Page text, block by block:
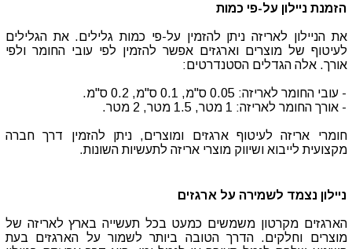
הזמנת ניילון על-פי כמות
את הניילון לאריזה ניתן להזמין על-פי כמות גלילים. את הגלילים
לעיטוף של מוצרים וארגזים אפשר להזמין לפי עובי החומר ולפי
אורך. אלה הגדלים הסטנדרטים:
- עובי החומר לאריזה: 0.05 ס"מ, 0.1 ס"מ, 0.2 ס"מ.
- אורך החומר לאריזה: 1 מטר, 1.5 מטר, 2 מטר.
חומרי אריזה לעיטוף ארגזים ומוצרים, ניתן להזמין דרך חברה
מקצועית לייבוא ושיווק מוצרי אריזה לתעשיות השונות.
ניילון נצמד לשמירה על ארגזים
הארגזים מקרטון משמשים כמעט בכל תעשייה בארץ לאריזה של
מוצרים וחלקים. הדרך הטובה ביותר לשמור על הארגזים בעת